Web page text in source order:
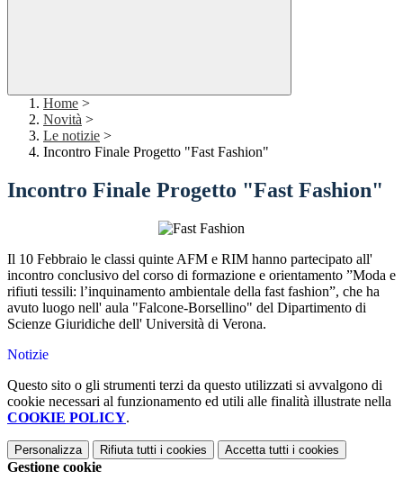
Home >
Novità >
Le notizie >
Incontro Finale Progetto "Fast Fashion"
Incontro Finale Progetto "Fast Fashion"
Il 10 Febbraio le classi quinte AFM e RIM hanno partecipato all'
incontro conclusivo del corso di formazione e orientamento ”Moda e
rifiuti tessili: l’inquinamento ambientale della fast fashion”, che ha
avuto luogo nell' aula "Falcone-Borsellino" del Dipartimento di
Scienze Giuridiche dell' Università di Verona.
Notizie
Questo sito o gli strumenti terzi da questo utilizzati si avvalgono di
cookie necessari al funzionamento ed utili alle finalità illustrate nella
COOKIE POLICY.
Personalizza Rifiuta tutti i cookies Accetta tutti i cookies
Gestione cookie